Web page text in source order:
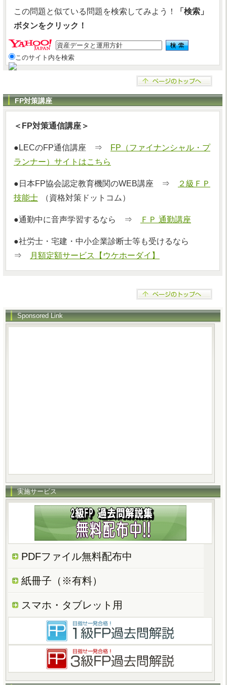
この問題と似ている問題を検索してみよう！
「検索」
ボタンをクリック！
このサイト内を検索
FP対策講座
＜FP対策通信講座＞
●LECのFP通信講座 ⇒
FP（ファイナンシャル・プ
ランナー）サイトはこちら
●日本FP協会認定教育機関のWEB講座 ⇒
２級ＦＰ
技能士
（資格対策ドットコム）
●通勤中に音声学習するなら ⇒ ＦＰ 通勤講座
●社労士・宅建・中小企業診断士等も受けるなら
⇒
月額定額サービス【ウケホーダイ】
Sponsored Link
実施サービス
PDFファイル無料配布中
紙冊子（※有料）
スマホ・タブレット用